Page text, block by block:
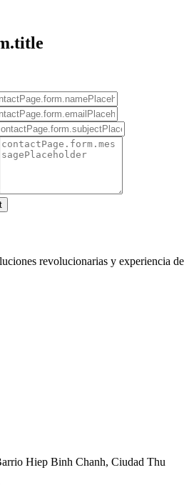
revolucionarias y experiencia de
Hiep Binh Chanh, Ciudad Thu